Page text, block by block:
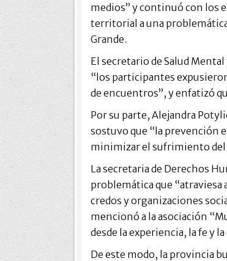
medios” y continuó con los
territorial a una problemática
Grande.
El secretario de Salud
“los participantes
de encuentros”, y enfatizó
Por su parte, Alejandra
sostuvo que “la prevención
minimizar el sufrimiento del
La secretaria de Derechos
problemática que “atraviesa
credos y organizaciones
mencionó a la asociación
desde la experiencia, la fe y
De este modo, la provincia